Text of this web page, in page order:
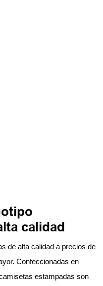
calidad
de alta calidad a precios de
Confeccionadas en
estampadas son